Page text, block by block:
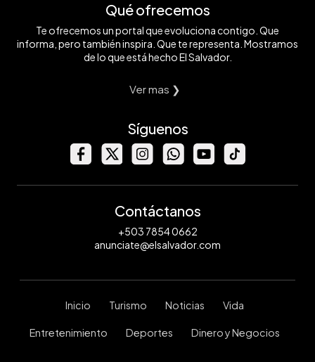
Qué ofrecemos
Te ofrecemos un portal que evoluciona contigo. Que
informa, pero también inspira. Que te representa. Mostramos
de lo que está hecho El Salvador.
Ver mas ❯
Síguenos
Contáctanos
+503 7854 0662
anunciate@elsalvador.com
Inicio Turismo Noticias Vida
Entretenimiento Deportes Dinero y Negocios